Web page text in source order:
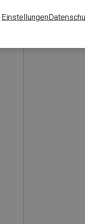
Einstellungen